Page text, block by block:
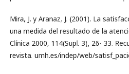
Mira, J. y Aranaz, J. (2001). La
una medida del resultado de la
Clínica 2000, 114(Supl. 3), 26- 33.
revista. umh.es/indep/web/